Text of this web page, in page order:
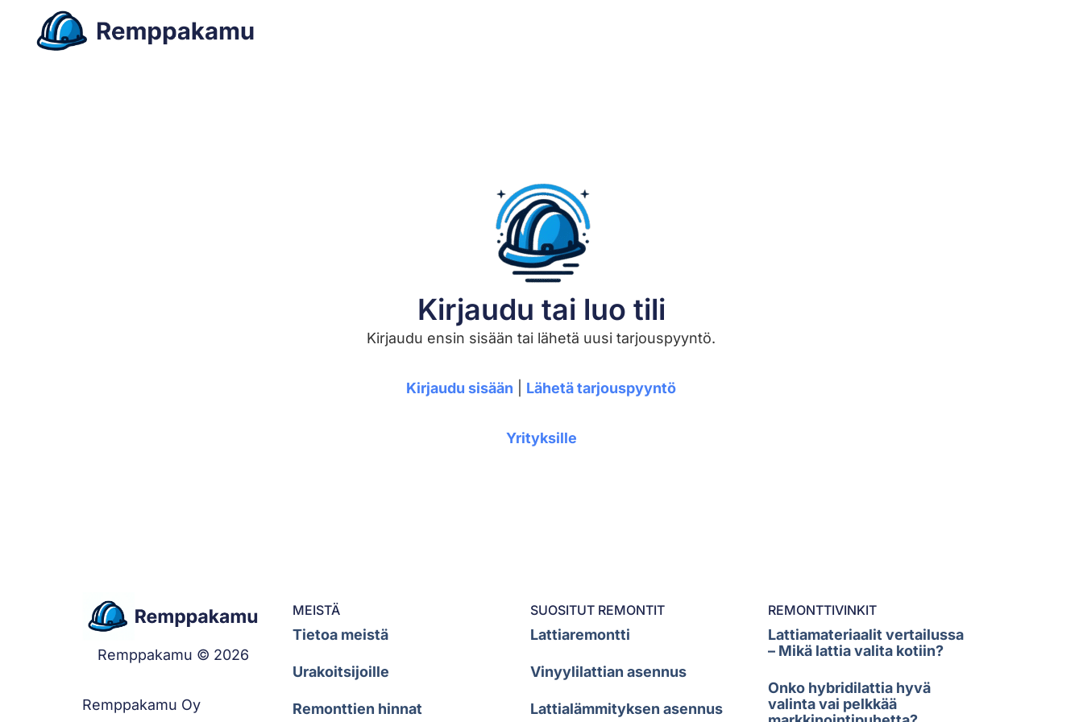
Kirjaudu tai luo tili
Kirjaudu ensin sisään tai lähetä uusi tarjouspyyntö.
Kirjaudu sisään Lähetä tarjouspyyntö
Yrityksille
Remppakamu © 2026
Remppakamu Oy
MEISTÄ
Tietoa meistä
Urakoitsijoille
Remonttien hinnat
SUOSITUT REMONTIT
Lattiaremontti
Vinyylilattian asennus
Lattialämmityksen asennus
REMONTTIVINKIT
Lattiamateriaalit vertailussa
– Mikä lattia valita kotiin?
Onko hybridilattia hyvä
valinta vai pelkkää